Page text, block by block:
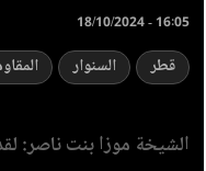
18/10/2024 - 16:05
قطر السنوار
الشيخة موزا بنت ناصر: